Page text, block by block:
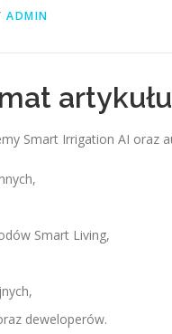
ADMIN
artykułu
Smart Irrigation AI oraz
Smart Living,
deweloperów.